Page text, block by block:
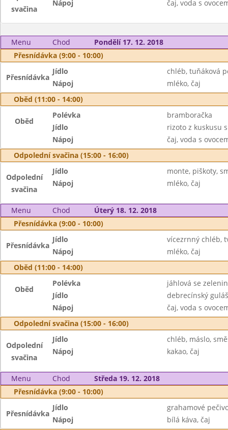
svačina
Nápoj čaj, voda s
Menu Chod
Pondělí 17. 12. 2018
Přesnídávka (9:00 - 10:00)
Přesnídávka
Jídlo
chléb, tuňáková
Nápoj
mléko, čaj
Oběd (11:00 - 14:00)
Oběd
Polévka
bramboračka
Jídlo
rizoto z kuskusu
Nápoj
čaj, voda s
Odpolední svačina (15:00 - 16:00)
Odpolední
svačina
Jídlo
monte, piškoty,
Nápoj
mléko, čaj
Menu Chod
Úterý 18. 12. 2018
Přesnídávka (9:00 - 10:00)
Přesnídávka
Jídlo
vícezrnný chléb,
Nápoj
mléko, čaj
Oběd (11:00 - 14:00)
Oběd
Polévka
jáhlová se
Jídlo
debrecínský
Nápoj
čaj, voda s
Odpolední svačina (15:00 - 16:00)
Odpolední
svačina
Jídlo
chléb, máslo,
Nápoj
kakao, čaj
Menu Chod
Středa 19. 12. 2018
Přesnídávka (9:00 - 10:00)
Přesnídávka
Jídlo
grahamové
Nápoj
bílá káva, čaj